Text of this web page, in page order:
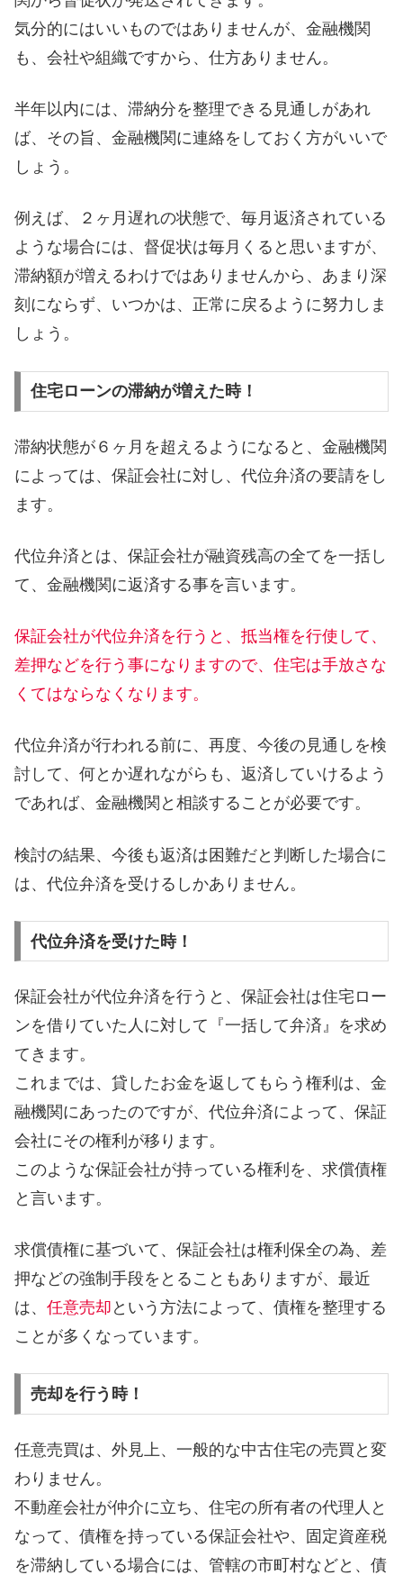
気分的にはいいものではありませんが、金融機関
も、会社や組織ですから、仕方ありません。
半年以内には、滞納分を整理できる見通しがあれ
ば、その旨、金融機関に連絡をしておく方がいいで
しょう。
例えば、２ヶ月遅れの状態で、毎月返済されている
ような場合には、督促状は毎月くると思いますが、
滞納額が増えるわけではありませんから、あまり深
刻にならず、いつかは、正常に戻るように努力しま
しょう。
住宅ローンの滞納が増えた時！
滞納状態が６ヶ月を超えるようになると、金融機関
によっては、保証会社に対し、代位弁済の要請をし
ます。
代位弁済とは、保証会社が融資残高の全てを一括し
て、金融機関に返済する事を言います。
保証会社が代位弁済を行うと、抵当権を行使して、
差押などを行う事になりますので、住宅は手放さな
くてはならなくなります。
代位弁済が行われる前に、再度、今後の見通しを検
討して、何とか遅れながらも、返済していけるよう
であれば、金融機関と相談することが必要です。
検討の結果、今後も返済は困難だと判断した場合に
は、代位弁済を受けるしかありません。
代位弁済を受けた時！
保証会社が代位弁済を行うと、保証会社は住宅ロー
ンを借りていた人に対して『一括して弁済』を求め
てきます。
これまでは、貸したお金を返してもらう権利は、金
融機関にあったのですが、代位弁済によって、保証
会社にその権利が移ります。
このような保証会社が持っている権利を、求償債権
と言います。
求償債権に基づいて、保証会社は権利保全の為、差
押などの強制手段をとることもありますが、最近
は、 任意売却 という方法によって、債権を整理する
ことが多くなっています。
売却を行う時！
任意売買は、外見上、一般的な中古住宅の売買と変
わりません。
不動産会社が仲介に立ち、住宅の所有者の代理人と
なって、債権を持っている保証会社や、固定資産税
を滞納している場合には、管轄の市町村などと、債